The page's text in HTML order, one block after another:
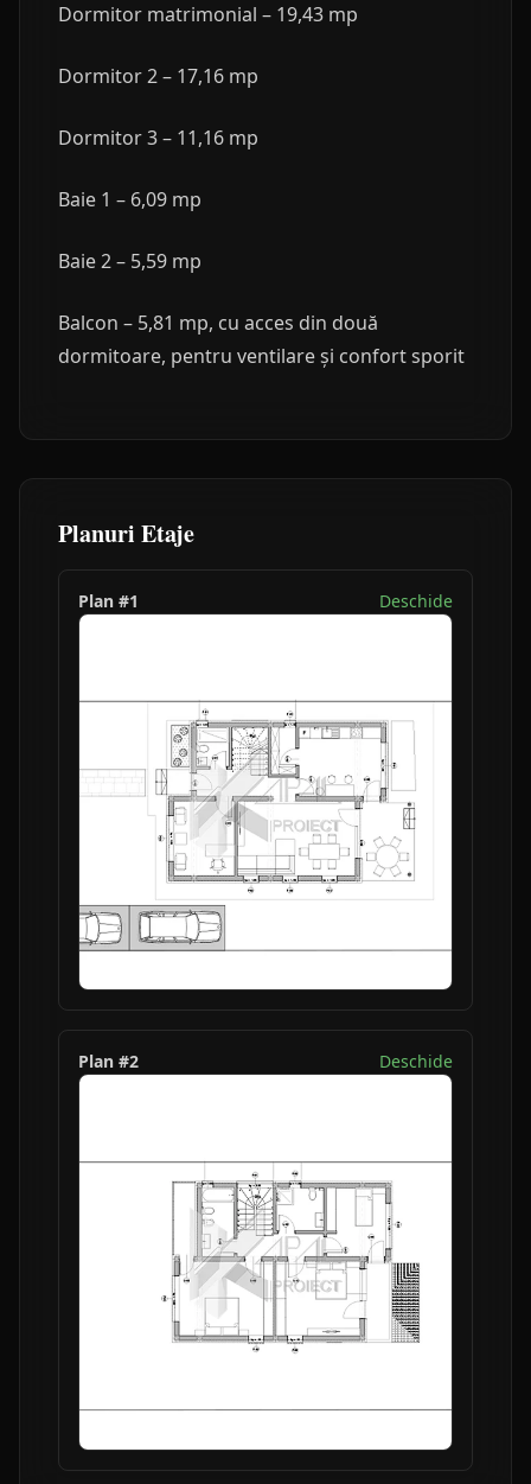
Dormitor matrimonial – 19,43 mp
Dormitor 2 – 17,16 mp
Dormitor 3 – 11,16 mp
Baie 1 – 6,09 mp
Baie 2 – 5,59 mp
Balcon – 5,81 mp, cu acces din două
dormitoare, pentru ventilare și confort sporit
Planuri Etaje
Plan #1 Deschide
Plan #2 Deschide